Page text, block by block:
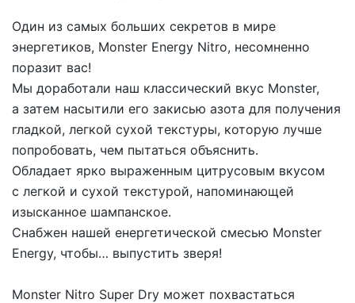
Один из самых больших секретов в мире
энергетиков, Monster Energy Nitro, несомненно
поразит вас!
Мы доработали наш классический вкус Monster,
а затем насытили его закисью азота для получения
гладкой, легкой сухой текстуры, которую лучше
попробовать, чем пытаться объяснить.
Обладает ярко выраженным цитрусовым вкусом
с легкой и сухой текстурой, напоминающей
изысканное шампанское.
Снабжен нашей енергетической смесью Monster
Energy, чтобы… выпустить зверя!
Monster Nitro Super Dry может похвастаться